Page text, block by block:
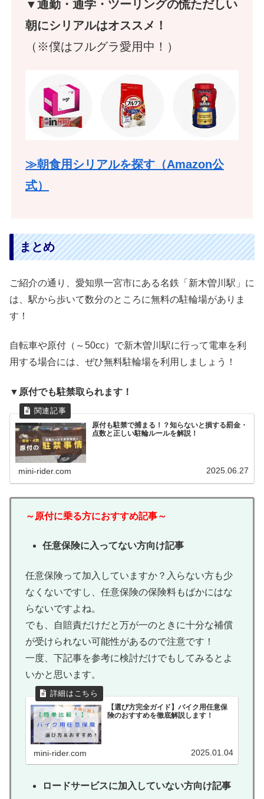
▼通勤・通学・ツーリングの慌ただしい
朝にシリアルはオススメ！
（※僕はフルグラ愛用中！）
≫朝食用シリアルを探す（Amazon公
式）
まとめ
ご紹介の通り、愛知県一宮市にある名鉄「新木曽川駅」に
は、駅から歩いて数分のところに無料の駐輪場がありま
す！
自転車や原付（～50cc）で新木曽川駅に行って電車を利
用する場合には、ぜひ無料駐輪場を利用しましょう！
▼原付でも駐禁取られます！
原付も駐禁で捕まる！？知らないと損する罰金・
点数と正しい駐輪ルールを解説！
mini-rider.com 2025.06.27
～原付に乗る方におすすめ記事～
任意保険に入ってない方向け記事
任意保険って加入していますか？入らない方も少
なくないですし、任意保険の保険料もばかにはな
らないですよね。
でも、自賠責だけだと万が一のときに十分な補償
が受けられない可能性があるので注意です！
一度、下記事を参考に検討だけでもしてみるとよ
いかと思います。
【選び方完全ガイド】バイク用任意保
険のおすすめを徹底解説します！
mini-rider.com 2025.01.04
ロードサービスに加入していない方向け記事